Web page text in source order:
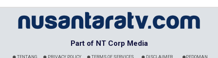
Part of NT Corp Media